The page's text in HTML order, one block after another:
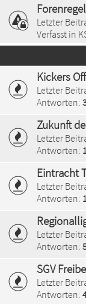
Letzter
Verfasst in
Kickers
Letzter
Antworten:
Zukunft
Letzter
Antworten:
Eintracht
Letzter
Antworten:
Letzter
Antworten:
SGV
Letzter
Antworten: